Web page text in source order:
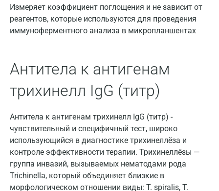
Измеряет коэффициент поглощения и не зависит от
реагентов, которые используются для проведения
иммуноферментного анализа в микропланшентах
Антитела к антигенам
трихинелл IgG (титр)
Антитела к антигенам трихинелл IgG (титр) -
чувствительный и специфичный тест, широко
использующийся в диагностике трихинеллёза и
контроле эффективности терапии. Трихинеллёзы —
группа инвазий, вызываемых нематодами рода
Trichinella, который объединяет близкие в
морфологическом отношении виды: T. spiralis, T.
Астрахань
Брянск
Великий Новгород
Видное
Владимир
Волгоград
Волжский